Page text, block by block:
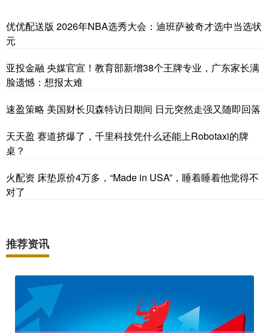
优优配送版 2026年NBA选秀大会：迪班萨被奇才选中当选状
元
亚投金融 央媒官宣！教育部新增38个王牌专业，广东家长满
脸遗憾：想报太难
速盈策略 美国财长贝森特访日期间 日元突然走强又随即回落
天天盈 赛道挤爆了，千里科技凭什么还能上Robotaxi的牌
桌？
火配资 床垫原价4万多，“Made in USA”，睡着睡着他觉得不
对了
推荐资讯